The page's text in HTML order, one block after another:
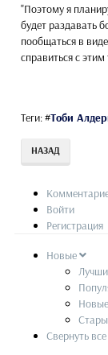
"Поэтому я
будет раздавать
пообщаться в
справиться с
Теги:#Тоби
НАЗАД
Войти
Регистрация
Новые
Новые
Свернуть все